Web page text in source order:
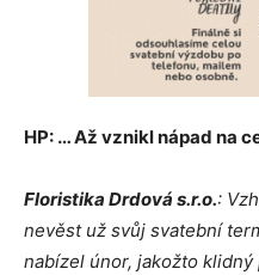
HP: … Až vznikl nápad na
Floristika Drdová s.r.o.:
nevěst už svůj svatební
nabízel únor, jakožto